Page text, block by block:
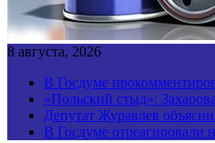
8 августа, 2026
В Госдуме
«Польский стыд»:
Депутат Журавлев
В Госдуме отреагировали